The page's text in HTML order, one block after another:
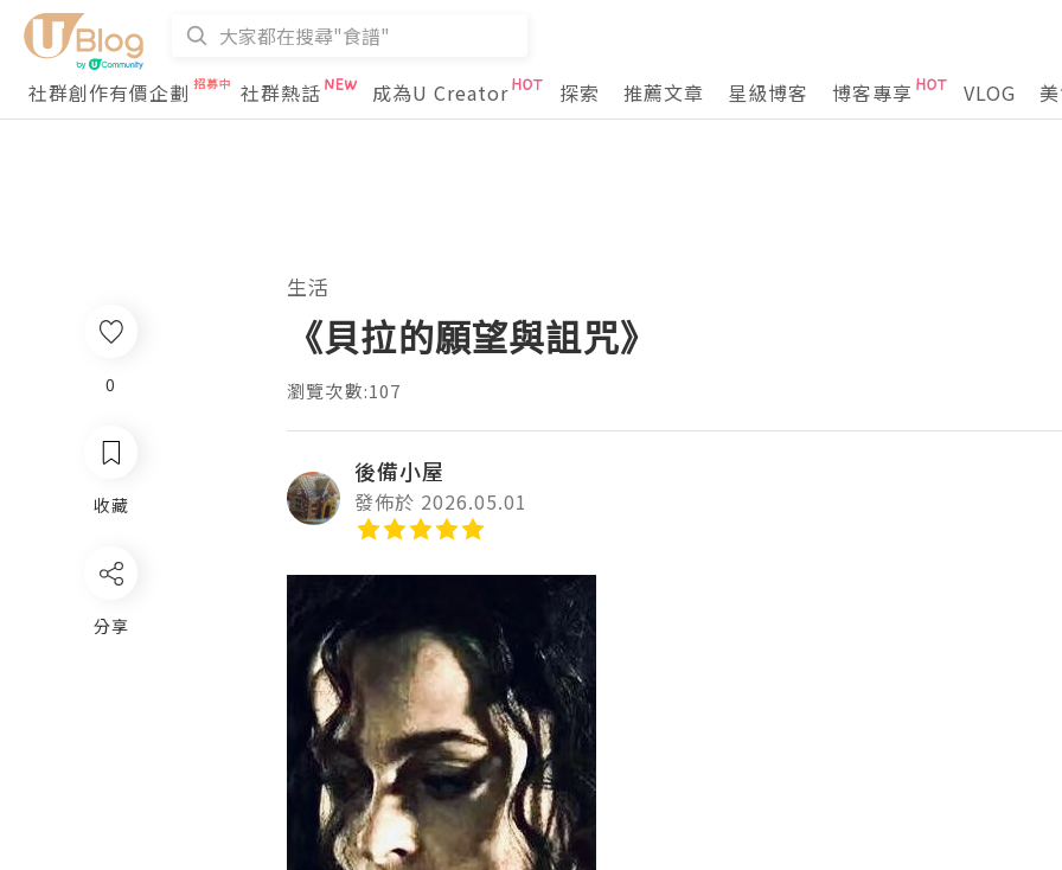
社群創作有價企劃 社群熱話 成為U Creator 探索 推薦文章 星級博客 博客專享 VLOG
生活
《貝拉的願望與詛咒》
瀏覽次數:107
後備小屋
發佈於 2026.05.01
0
收藏
分享